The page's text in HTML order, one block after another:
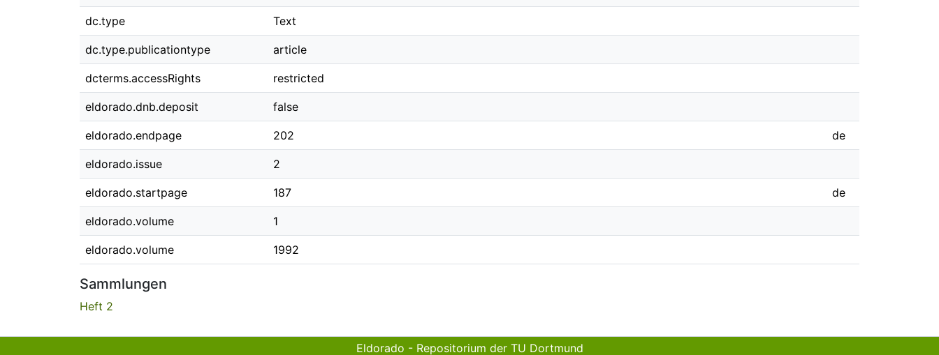
dc.type Text
dc.type.publicationtype article
dcterms.accessRights restricted
eldorado.dnb.deposit false
eldorado.endpage 202 de
eldorado.issue 2
eldorado.startpage 187 de
eldorado.volume 1
eldorado.volume 1992
Sammlungen
Heft 2
Eldorado - Repositorium der TU Dortmund